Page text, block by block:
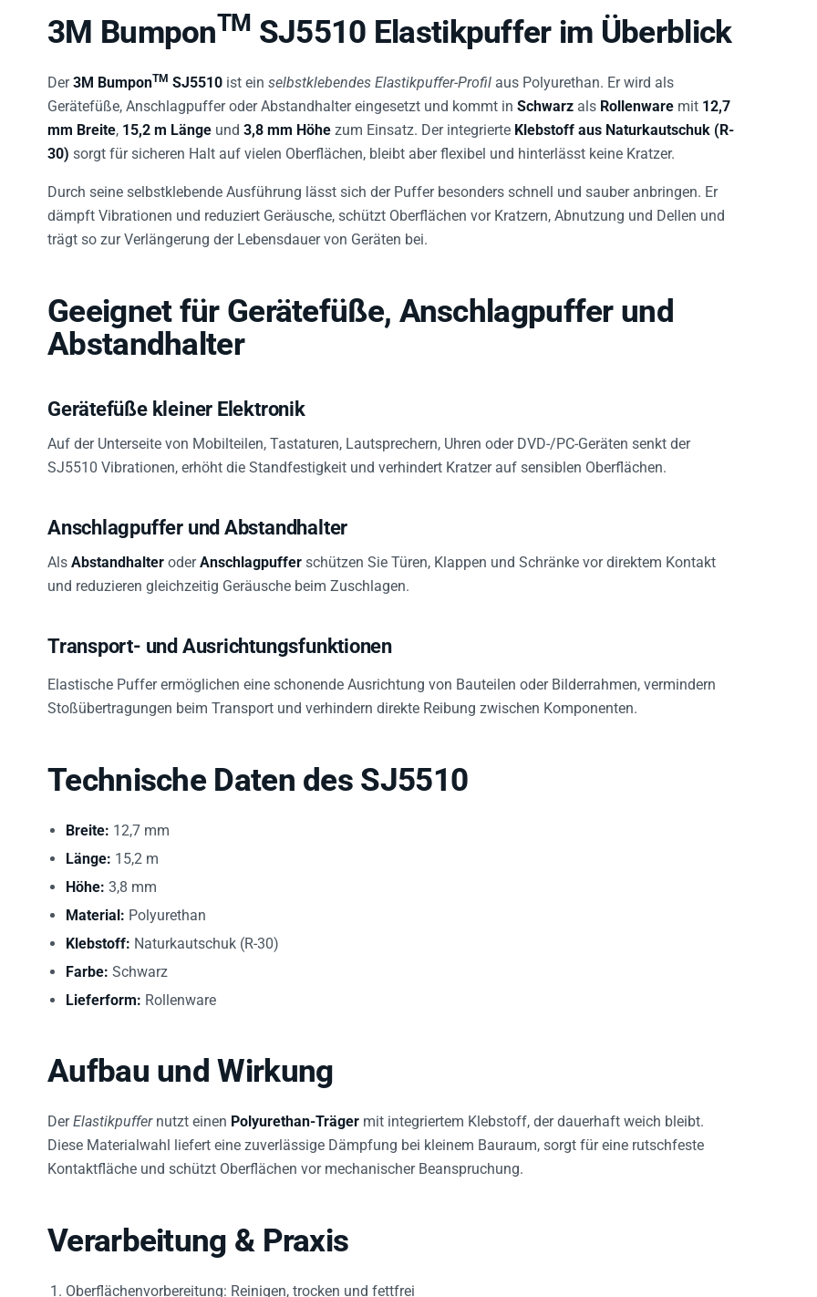
3M BumponTM SJ5510 Elastikpuffer im Überblick
Der3M BumponTM SJ5510 ist ein selbstklebendes Elastikpuffer-Profil aus Polyurethan. Er wird als
Gerätefüße, Anschlagpuffer oder Abstandhalter eingesetzt und kommt in Schwarz als Rollenware mit 12,7
mm Breite 15,2 m Länge und 3,8 mm Höhe zum Einsatz. Der integrierte Klebstoff aus Naturkautschuk (R-
30) sorgt für sicheren Halt auf vielen Oberflächen, bleibt aber flexibel und hinterlässt keine Kratzer.
Durch seine selbstklebende Ausführung lässt sich der Puffer besonders schnell und sauber anbringen. Er
dämpft Vibrationen und reduziert Geräusche, schützt Oberflächen vor Kratzern, Abnutzung und Dellen und
trägt so zur Verlängerung der Lebensdauer von Geräten bei.
Geeignet für Gerätefüße, Anschlagpuffer und
Abstandhalter
Gerätefüße kleiner Elektronik
Auf der Unterseite von Mobilteilen, Tastaturen, Lautsprechern, Uhren oder DVD-/PC-Geräten senkt der
SJ5510 Vibrationen, erhöht die Standfestigkeit und verhindert Kratzer auf sensiblen Oberflächen.
Anschlagpuffer und Abstandhalter
Als Abstandhalter oder Anschlagpuffer schützen Sie Türen, Klappen und Schränke vor direktem Kontakt
und reduzieren gleichzeitig Geräusche beim Zuschlagen.
Transport- und Ausrichtungsfunktionen
Elastische Puffer ermöglichen eine schonende Ausrichtung von Bauteilen oder Bilderrahmen, vermindern
Stoßübertragungen beim Transport und verhindern direkte Reibung zwischen Komponenten.
Technische Daten des SJ5510
Breite: 12,7 mm
Länge: 15,2 m
Höhe: 3,8 mm
Material: Polyurethan
Klebstoff: Naturkautschuk (R-30)
Farbe: Schwarz
Lieferform: Rollenware
Aufbau und Wirkung
Der Elastikpuffernutzt einen Polyurethan-Träger mit integriertem Klebstoff, der dauerhaft weich bleibt.
Diese Materialwahl liefert eine zuverlässige Dämpfung bei kleinem Bauraum, sorgt für eine rutschfeste
Kontaktfläche und schützt Oberflächen vor mechanischer Beanspruchung.
Verarbeitung & Praxis
Oberflächenvorbereitung: Reinigen, trocken und fettfrei